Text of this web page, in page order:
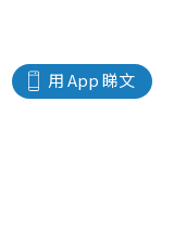
用 App 睇文